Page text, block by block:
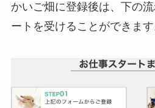
かいご畑に登録後は、下の
ートを受けることができます